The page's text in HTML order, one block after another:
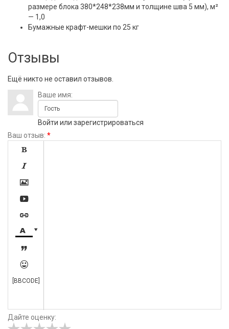
размере блока 380*248*238мм и толщине шва 5 мм), м²
— 1,0
Бумажные крафт-мешки по 25 кг
Отзывы
Ещё никто не оставил отзывов.
Ваше имя:
Войти или зарегистрироваться
Ваш отзыв: *









[BBCODE]
Дайте оценку: